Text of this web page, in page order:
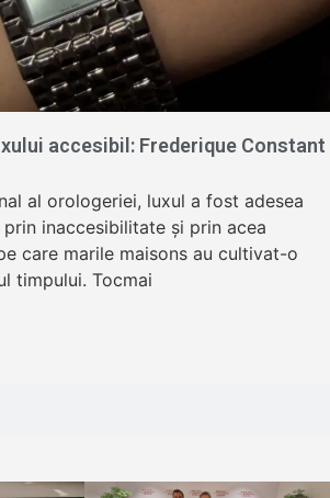
accesibil: Frederique Constant
al orologeriei, luxul a fost adesea
inaccesibilitate și prin acea
care marile maisons au cultivat-o
timpului. Tocmai